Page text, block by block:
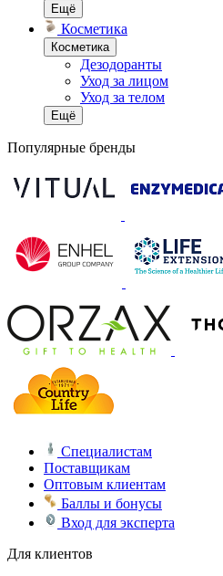
Ещё
Косметика
Косметика
Дезодоранты
Уход за лицом
Уход за телом
Ещё
Популярные бренды
Специалистам
Поставщикам
Оптовым клиентам
Баллы и бонусы
Вход для эксперта
Для клиентов